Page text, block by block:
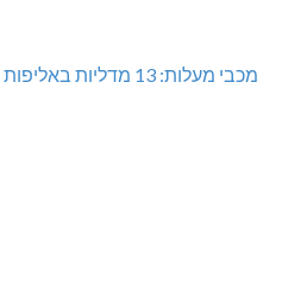
מכבי מעלות: 13 מדליות באליפות ישראל